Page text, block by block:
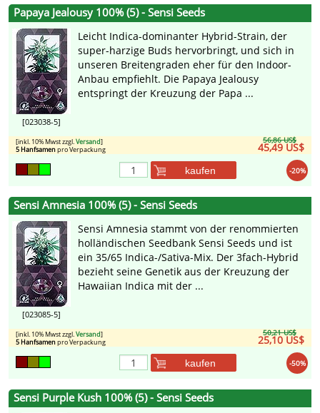
Papaya Jealousy 100% (5) - Sensi Seeds
[023038-5]
Leicht Indica-dominanter Hybrid-Strain, der
super-harzige Buds hervorbringt, und sich in
unseren Breitengraden eher für den Indoor-
Anbau empfiehlt. Die Papaya Jealousy
entspringt der Kreuzung der Papa ...
56,86 US$
45,49 US$
[inkl. 10% Mwst zzgl.Versand]
5 Hanfsamenpro Verpackung
-20%
kaufen
Sensi Amnesia 100% (5) - Sensi Seeds
[023085-5]
Sensi Amnesia stammt von der renommierten
holländischen Seedbank Sensi Seeds und ist
ein 35/65 Indica-/Sativa-Mix. Der 3fach-Hybrid
bezieht seine Genetik aus der Kreuzung der
Hawaiian Indica mit der ...
50,21 US$
25,10 US$
[inkl. 10% Mwst zzgl.Versand]
5 Hanfsamenpro Verpackung
-50%
kaufen
Sensi Purple Kush 100% (5) - Sensi Seeds